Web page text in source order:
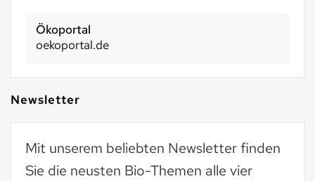
Ökoportal
oekoportal.de
Newsletter
Mit unserem beliebten Newsletter finden
Sie die neusten Bio-Themen alle vier